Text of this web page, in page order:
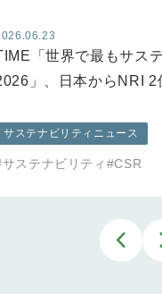
「世界で最もサス
」、日本からNRI 2
サステナビリティニュース
ステナビリティ #CSR